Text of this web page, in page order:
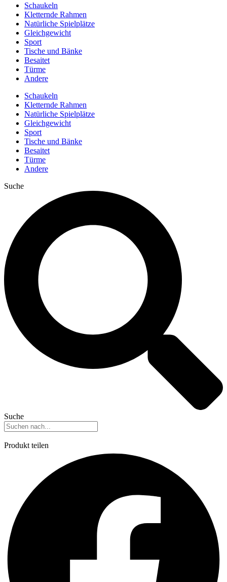
Schaukeln
Kletternde Rahmen
Natürliche Spielplätze
Gleichgewicht
Sport
Tische und Bänke
Besaitet
Türme
Andere
Schaukeln
Kletternde Rahmen
Natürliche Spielplätze
Gleichgewicht
Sport
Tische und Bänke
Besaitet
Türme
Andere
Suche
Suche
Produkt teilen